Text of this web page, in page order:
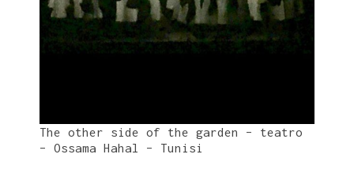
The other side of the garden – teatro
– Ossama Hahal – Tunisi